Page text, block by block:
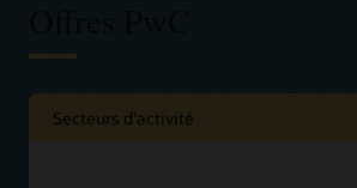
Secteurs d'activité